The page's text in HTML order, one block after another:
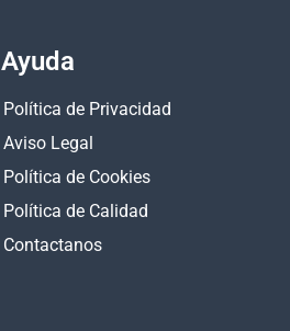
Ayuda
Política de Privacidad
Aviso Legal
Política de Cookies
Política de Calidad
Contactanos